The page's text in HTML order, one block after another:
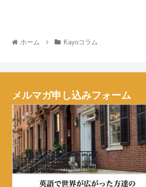
ホーム Kayoコラム
メルマガ申し込みフォーム